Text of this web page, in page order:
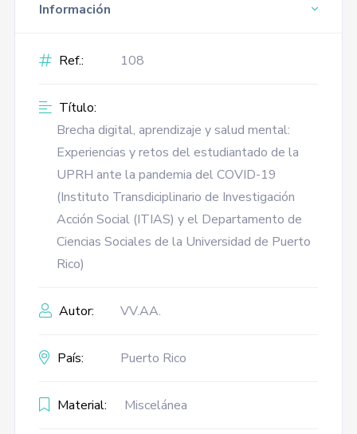
Información
Ref.: 108
Título:
Brecha digital, aprendizaje y salud mental:
Experiencias y retos del estudiantado de la
UPRH ante la pandemia del COVID-19
(Instituto Transdiciplinario de Investigación
Acción Social (ITIAS) y el Departamento de
Ciencias Sociales de la Universidad de Puerto
Rico)
Autor: VV.AA.
País: Puerto Rico
Material: Miscelánea